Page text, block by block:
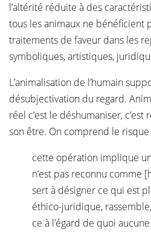
l’altérité réduite à des
tous les animaux ne bénéficient
traitements de faveur dans les
symboliques, artistiques,
L’animalisation de l’humain
désubjectivation du regard.
réel c’est le déshumaniser,
son être. On comprend le
cette opération implique
n’est pas reconnu comme
sert à désigner ce qui est
éthico-juridique,
ce à l’égard de quoi